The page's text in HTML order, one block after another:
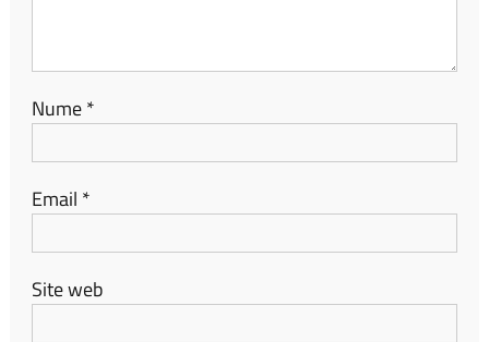
Nume*
Email *
Site web